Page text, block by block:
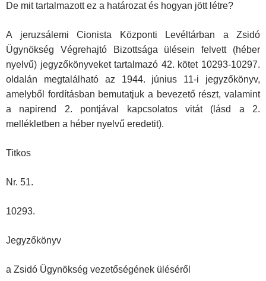
De mit tartalmazott ez a határozat és hogyan jött létre?
A jeruzsálemi Cionista Központi Levéltárban a Zsidó
Ügynökség Végrehajtó Bizottsága ülésein felvett (héber
nyelvű) jegyzőkönyveket tartalmazó 42. kötet 10293-10297.
oldalán megtalálható az 1944. június 11-i jegyzőkönyv,
amelyből fordításban bemutatjuk a bevezető részt, valamint
a napirend 2. pontjával kapcsolatos vitát (lásd a 2.
mellékletben a héber nyelvű eredetit).
Titkos
Nr. 51.
10293.
Jegyzőkönyv
a Zsidó Ügynökség vezetőségének üléséről